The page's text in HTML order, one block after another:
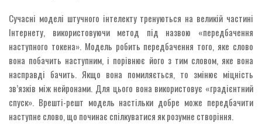
Сучасні моделі штучного інтелекту тренуються на великій частині
Інтернету, використовуючи метод під назвою «передбачення
наступного токена». Модель робить передбачення того, яке слово
вона побачить наступним, і порівнює його з тим словом, яке вона
насправді бачить. Якщо вона помиляється, то змінює міцність
зв’язків між нейронами. Для цього вона використовує «градієнтний
спуск». Врешті-решт модель настільки добре може передбачити
наступне слово, що починає спілкуватися як розумне створіння.